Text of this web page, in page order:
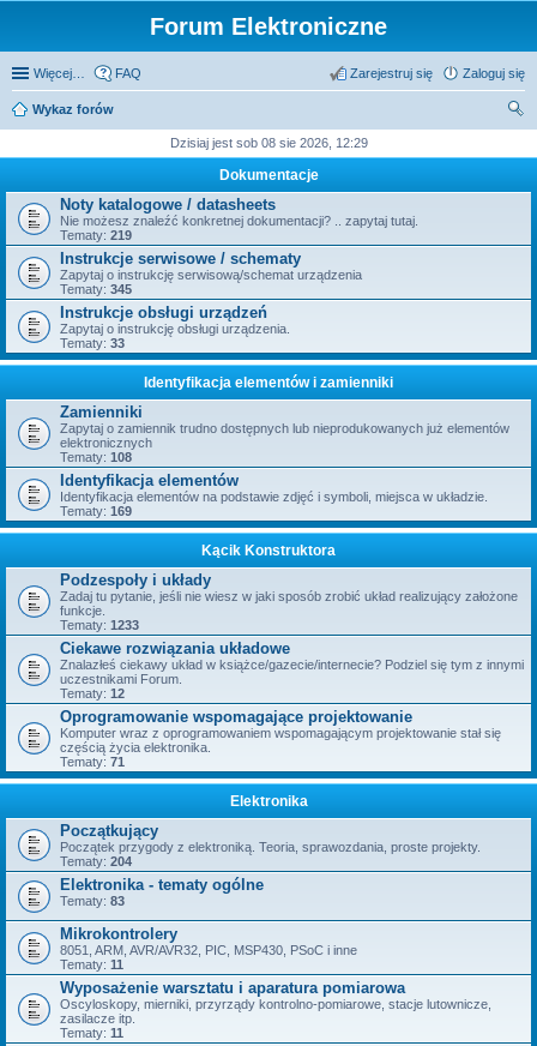
Forum Elektroniczne
Więcej… FAQ Zaloguj się
Zarejestruj się
Wykaz forów
Dzisiaj jest sob 08 sie 2026, 12:29
Dokumentacje
Noty katalogowe / datasheets
Nie możesz znaleźć konkretnej dokumentacji? .. zapytaj tutaj.
Tematy: 219
Instrukcje serwisowe / schematy
Zapytaj o instrukcję serwisową/schemat urządzenia
Tematy: 345
Instrukcje obsługi urządzeń
Zapytaj o instrukcję obsługi urządzenia.
Tematy: 33
Identyfikacja elementów i zamienniki
Zamienniki
Zapytaj o zamiennik trudno dostępnych lub nieprodukowanych już elementów
elektronicznych
Tematy: 108
Identyfikacja elementów
Identyfikacja elementów na podstawie zdjęć i symboli, miejsca w układzie.
Tematy: 169
Kącik Konstruktora
Podzespoły i układy
Zadaj tu pytanie, jeśli nie wiesz w jaki sposób zrobić układ realizujący założone
funkcje.
Tematy: 1233
Ciekawe rozwiązania układowe
Znalazłeś ciekawy układ w książce/gazecie/internecie? Podziel się tym z innymi
uczestnikami Forum.
Tematy: 12
Oprogramowanie wspomagające projektowanie
Komputer wraz z oprogramowaniem wspomagającym projektowanie stał się
częścią życia elektronika.
Tematy: 71
Elektronika
Początkujący
Początek przygody z elektroniką. Teoria, sprawozdania, proste projekty.
Tematy: 204
Elektronika - tematy ogólne
Tematy: 83
Mikrokontrolery
8051, ARM, AVR/AVR32, PIC, MSP430, PSoC i inne
Tematy: 11
Wyposażenie warsztatu i aparatura pomiarowa
Oscyloskopy, mierniki, przyrządy kontrolno-pomiarowe, stacje lutownicze,
zasilacze itp.
Tematy: 11